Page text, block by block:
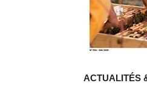
ACTUALITÉS